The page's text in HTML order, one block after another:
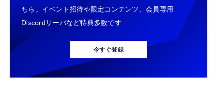
ちら。イベント招待や限定コンテンツ、会員専用
Discordサーバなど特典多数です
今すぐ登録